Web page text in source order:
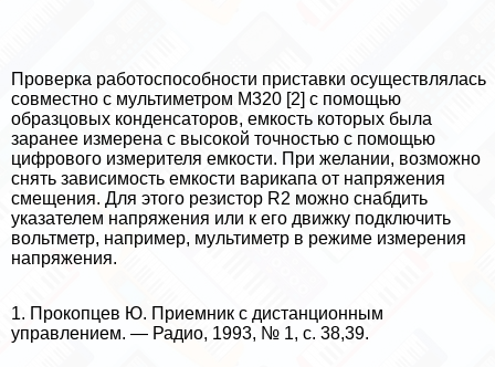
Проверка работоспособности приставки осуществлялась
совместно с мультиметром М320 [2] с помощью
образцовых конденсаторов, емкость которых была
заранее измерена с высокой точностью с помощью
цифрового измерителя емкости. При желании, возможно
снять зависимость емкости варикапа от напряжения
смещения. Для этого резистор R2 можно снабдить
указателем напряжения или к его движку подключить
вольтметр, например, мультиметр в режиме измерения
напряжения.
1. Прокопцев Ю. Приемник с дистанционным
управлением. — Радио, 1993, № 1, с. 38,39.